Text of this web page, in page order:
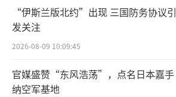
“伊斯兰版北约”出现 三国防务协议引
发关注
2026-08-09 10:09:45
官媒盛赞“东风浩荡”，点名日本嘉手
纳空军基地